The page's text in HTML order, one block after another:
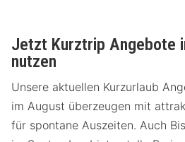
Jetzt Kurztrip Angebote
nutzen
Unsere aktuellen Kurzurlaub
im August überzeugen mit
für spontane Auszeiten. Auch